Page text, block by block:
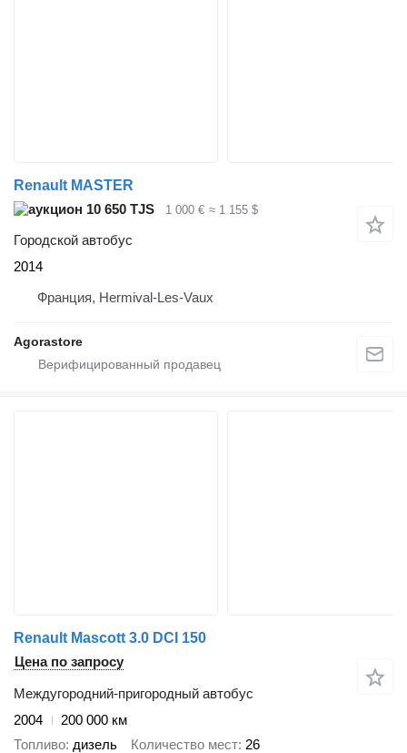
Renault MASTER
10 650 TJS
1 000 € ≈ 1 155 $
Городской автобус
2014
Франция, Hermival-Les-Vaux
Agorastore
Renault Mascott 3.0 DCI 150
Цена по запросу
Междугородний-пригородный автобус
2004
200 000 км
Топливо дизель Количество мест 26